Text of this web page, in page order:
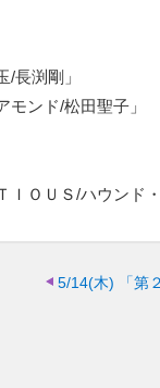
/長渕剛」
モンド/松田聖子」
ＩＯＵＳ/ハウンド・
5/14(木) 「第